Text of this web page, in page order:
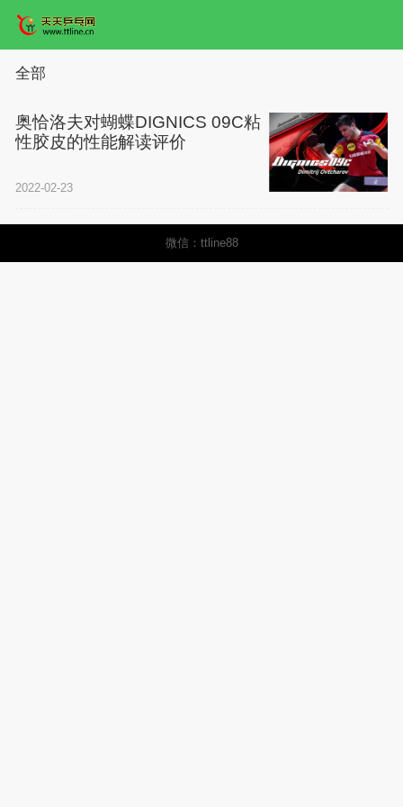
全部
奥恰洛夫对蝴蝶DIGNICS 09C粘
性胶皮的性能解读评价
2022-02-23
微信：ttline88